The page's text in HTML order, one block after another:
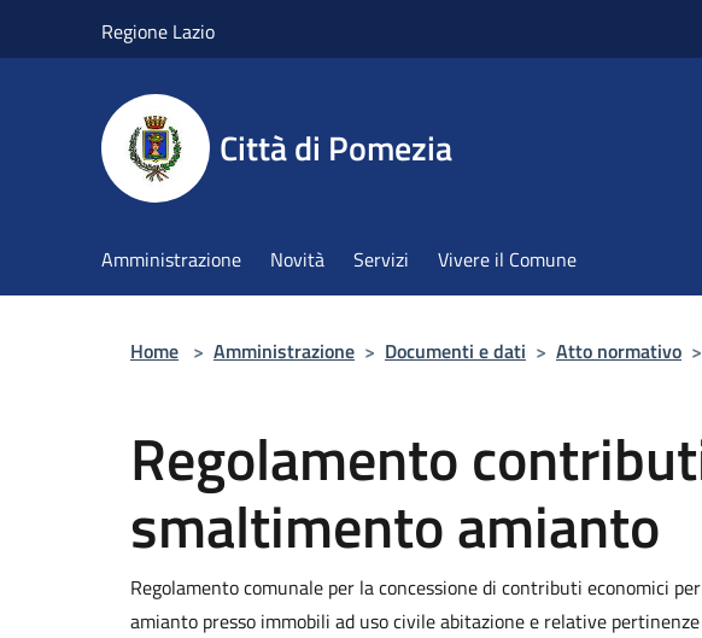
Regione Lazio
Città di Pomezia
Amministrazione Novità Servizi Vivere il Comune
Home > Amministrazione > Documenti e dati > Atto normativo >
Regolamento
smaltimento amianto
Regolamento comunale per la concessione di contributi economici
amianto presso immobili ad uso civile abitazione e relative pertinenze